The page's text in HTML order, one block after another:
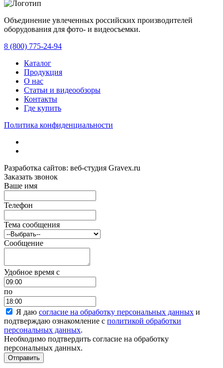
Объединение увлеченных российских производителей
оборудования для фото- и видеосъемки.
8 (800) 775-24-94
Каталог
Продукция
О нас
Статьи и видеообзоры
Контакты
Где купить
Политика конфиденциальности
Разработка сайтов: веб-студия Gravex.ru
Заказать звонок
Ваше имя
Телефон
Тема сообщения
Сообщение
Удобное время c
по
Я даю согласие на обработку персональных данных и
подтверждаю ознакомление с политикой обработки
персональных данных.
Необходимо подтвердить согласие на обработку
персональных данных.
Отправить